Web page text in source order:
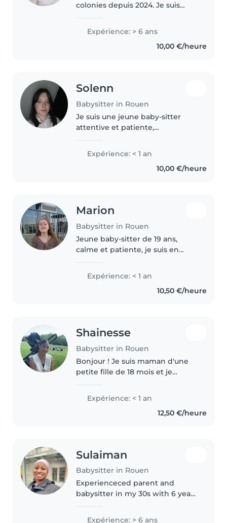
colonies depuis 2024. Je suis
de 6 enfants !
Expérience: > 6 ans
10,00 €/heure
Solenn
Babysitter in Rouen
Je suis une jeune baby-sitter
attentive et patiente,
obtenir mon bac. Je suis à l'aise
avec les enfants de tous âges et
j'ai de l'expérience avec les
Expérience: < 1 an
10,00 €/heure
Marion
Babysitter in Rouen
Jeune baby-sitter de 19 ans,
calme et patiente, je suis en
Rouen. Je n'ai pas d'expérience
professionnelle mais je suis
l'aînée d'une fratrie . Je suis..
Expérience: < 1 an
10,50 €/heure
Shainesse
Babysitter in Rouen
Bonjour ! Je suis maman d'une
petite fille de 18 mois et je
responsable et attentive, je suis
disponible après mon travail et
Expérience: < 1 an
12,50 €/heure
Sulaiman
Babysitter in Rouen
Experienceced parent and
babysitter in my 30s with 6 years
toddlers, babies, and
Expérience: > 6 ans